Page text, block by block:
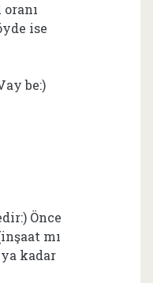
ise
be:)
Önce
mı
kadar